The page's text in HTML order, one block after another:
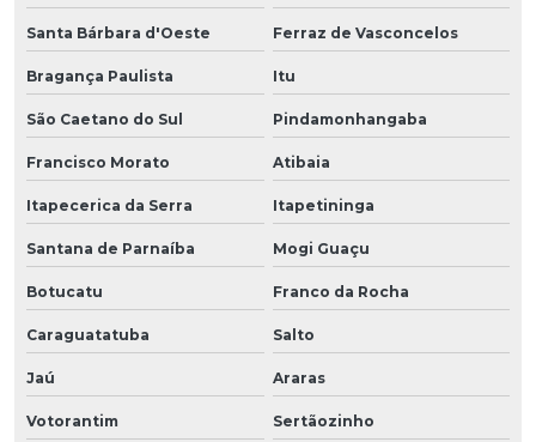
Santa Bárbara d'Oeste Ferraz de Vasconcelos
Bragança Paulista Itu
São Caetano do Sul Pindamonhangaba
Francisco Morato Atibaia
Itapecerica da Serra Itapetininga
Santana de Parnaíba Mogi Guaçu
Botucatu Franco da Rocha
Caraguatatuba Salto
Jaú Araras
Votorantim Sertãozinho